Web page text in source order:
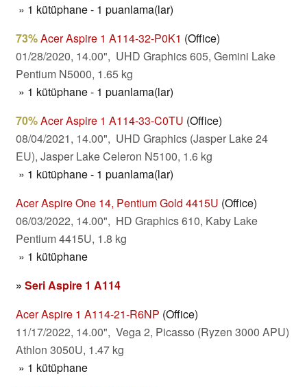
» 1 kütüphane - 1 puanlama(lar)
73%Acer Aspire 1 A114-32-P0K1 (Office)
01/28/2020, 14.00", UHD Graphics 605, Gemini Lake
Pentium N5000, 1.65 kg
» 1 kütüphane - 1 puanlama(lar)
70%Acer Aspire 1 A114-33-C0TU (Office)
08/04/2021, 14.00", UHD Graphics (Jasper Lake 24
EU), Jasper Lake Celeron N5100, 1.6 kg
» 1 kütüphane - 1 puanlama(lar)
Acer Aspire One 14, Pentium Gold 4415U (Office)
06/03/2022, 14.00", HD Graphics 610, Kaby Lake
Pentium 4415U, 1.8 kg
» 1 kütüphane
» Seri Aspire 1 A114
Acer Aspire 1 A114-21-R6NP (Office)
11/17/2022, 14.00", Vega 2, Picasso (Ryzen 3000 APU)
Athlon 3050U, 1.47 kg
» 1 kütüphane